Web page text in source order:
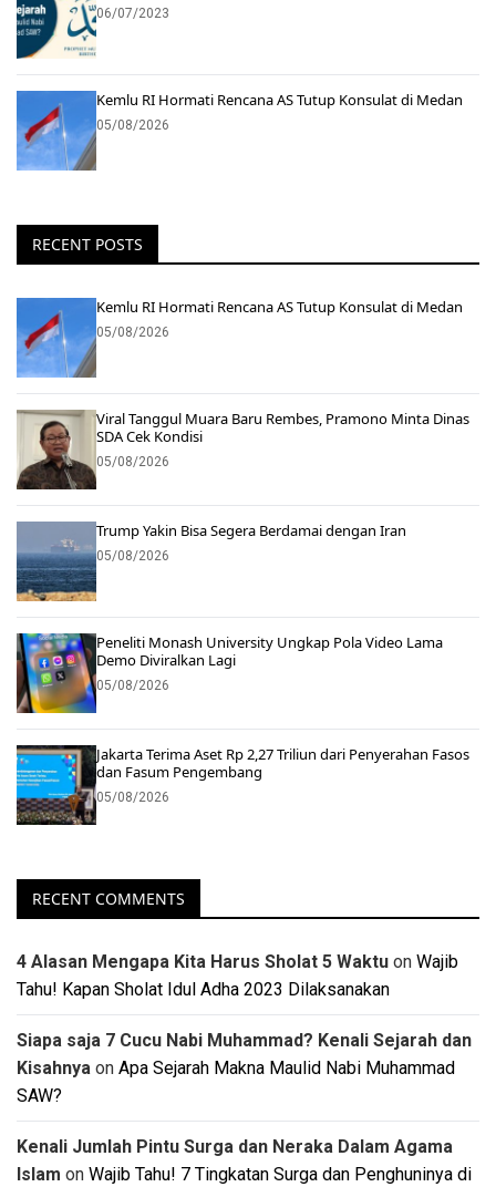
06/07/2023
Kemlu RI Hormati Rencana AS Tutup Konsulat di Medan
05/08/2026
RECENT POSTS
Kemlu RI Hormati Rencana AS Tutup Konsulat di Medan
05/08/2026
Viral Tanggul Muara Baru Rembes, Pramono Minta Dinas
SDA Cek Kondisi
05/08/2026
Trump Yakin Bisa Segera Berdamai dengan Iran
05/08/2026
Peneliti Monash University Ungkap Pola Video Lama
Demo Diviralkan Lagi
05/08/2026
Jakarta Terima Aset Rp 2,27 Triliun dari Penyerahan Fasos
dan Fasum Pengembang
05/08/2026
RECENT COMMENTS
4 Alasan Mengapa Kita Harus Sholat 5 Waktu on Wajib
Tahu! Kapan Sholat Idul Adha 2023 Dilaksanakan
Siapa saja 7 Cucu Nabi Muhammad? Kenali Sejarah dan
Kisahnya on Apa Sejarah Makna Maulid Nabi Muhammad
SAW?
Kenali Jumlah Pintu Surga dan Neraka Dalam Agama
Islam on Wajib Tahu! 7 Tingkatan Surga dan Penghuninya di